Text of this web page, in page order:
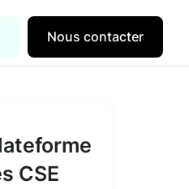
Nous contacter
CSE